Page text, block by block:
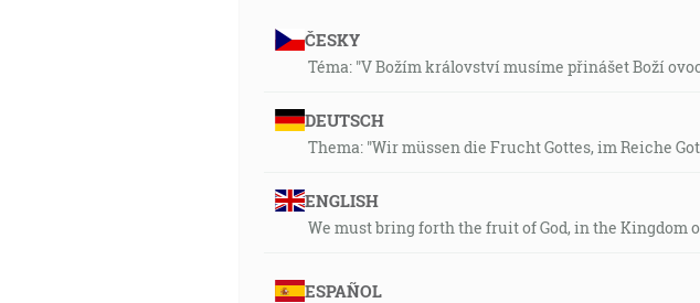
04:03
A každý, kto čuje tieto moje slová a nečiní ich, bude
04:05
Každého tedy, kto čuje tieto moje slová a činí ich,
[Mt 7:24]
v nebesiach. A ja ti tiež hovorím, že si ty Peter,
ČESKY
Téma: "V Božím království musíme přinášet Boží
DEUTSCH
Thema: "Wir müssen die Frucht Gottes, im Reiche
ENGLISH
We must bring forth the fruit of God, in the Kingdom
ESPAÑOL